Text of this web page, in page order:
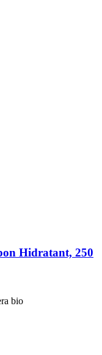
Hidratant, 250
bio